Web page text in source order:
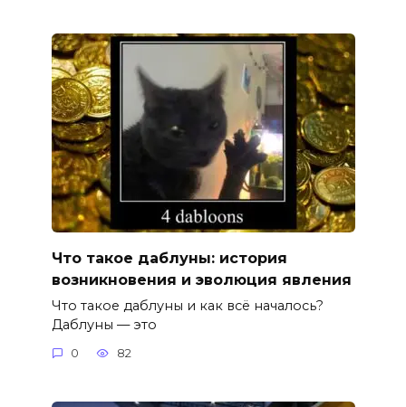
Что такое даблуны: история
возникновения и эволюция явления
Что такое даблуны и как всё началось?
Даблуны — это
0 82